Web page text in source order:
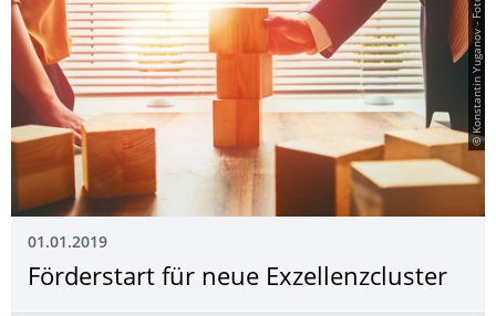
© Konstantin Yuganov - Fotolia.com
01.01.2019
Förderstart für neue Exzellenzcluster